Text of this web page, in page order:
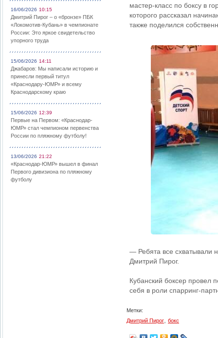
16/06/2026 10:15
Дмитрий Пирог – о «бронзе» ПБК
«Локомотив-Кубань» в чемпионате
России: Это яркое свидетельство
упорного труда
15/06/2026 14:11
Джабаров: Мы написали историю и
принесли первый титул
«Краснодару-ЮМР» и всему
Краснодарскому краю
15/06/2026 12:39
Первые на Первом: «Краснодар-
ЮМР» стал чемпионом первенства
России по пляжному футболу!
13/06/2026 21:22
«Краснодар-ЮМР» вышел в финал
Первого дивизиона по пляжному
футболу
мастер-класс по боксу в
которого рассказал
также поделился
— Ребята все схватывали
Дмитрий Пирог.
Кубанский боксер провел
себя в роли спарринг-
Метки:
Дмитрий Пирог
бокс